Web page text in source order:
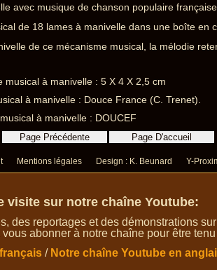
avec musique de chanson populaire
de 18 lames à manivelle dans une boîte en
de ce mécanisme musical, la mélodie
musical à manivelle : 5 X 4 X 2,5 cm
à manivelle : Douce France (C. Trenet).
à manivelle : DOUCEF
Mentions légales Design : K. Beunard Y-
visite sur notre chaîne Youtube:
des reportages et des démonstrations
abonner à notre chaîne pour être
/ Notre chaîne Youtube en